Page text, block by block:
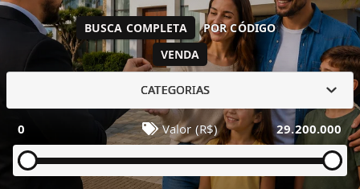
VENDA
BUSCA COMPLETA POR CÓDIGO
CATEGORIAS
0 Valor (R$) 29.200.000